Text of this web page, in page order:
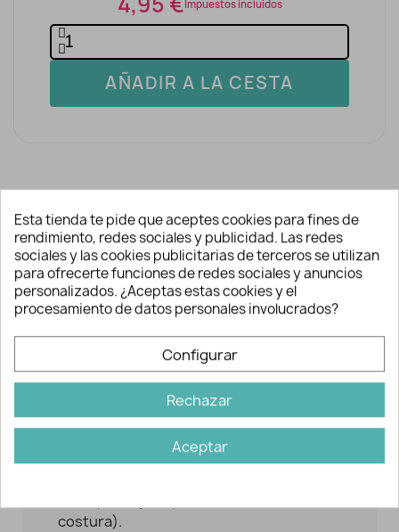
Impuestos incluidos
AÑADIR A LA CESTA
Descripción y detalles
Consigue dar un toque a tus prendas
básicas con esta aplicación de
La base de la aplicación es un tipo de
rejilla con cuerpo. Se debe coser el
aplicación quede bien fijada (incluso se
costura).
Esta tienda te pide que aceptes cookies para fines de
rendimiento, redes sociales y publicidad. Las redes
sociales y las cookies publicitarias de terceros se utilizan
para ofrecerte funciones de redes sociales y anuncios
personalizados. ¿Aceptas estas cookies y el
procesamiento de datos personales involucrados?
Configurar
Rechazar
Aceptar